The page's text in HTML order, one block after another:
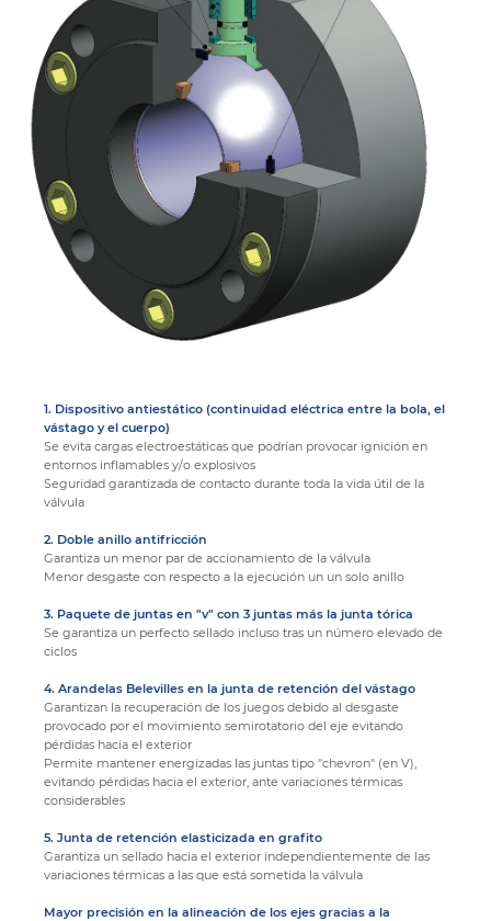
1. Dispositivo antiestático (continuidad eléctrica entre la bola, el
vástago y el cuerpo)
Se evita cargas electroestáticas que podrían provocar ignición en
entornos inflamables y/o explosivos
Seguridad garantizada de contacto durante toda la vida útil de la
válvula
2. Doble anillo antifricción
Garantiza un menor par de accionamiento de la válvula
Menor desgaste con respecto a la ejecución un un solo anillo
3. Paquete de juntas en "v" con 3 juntas más la junta tórica
Se garantiza un perfecto sellado incluso tras un número elevado de
ciclos
4. Arandelas Belevilles en la junta de retención del vástago
Garantizan la recuperación de los juegos debido al desgaste
provocado por el movimiento semirotatorio del eje evitando
pérdidas hacia el exterior
Permite mantener energizadas las juntas tipo "chevron" (en V),
evitando pérdidas hacia el exterior, ante variaciones térmicas
considerables
5. Junta de retención elasticizada en grafito
Garantiza un sellado hacia el exterior independientemente de las
variaciones térmicas a las que está sometida la válvula
Mayor precisión en la alineación de los ejes gracias a la